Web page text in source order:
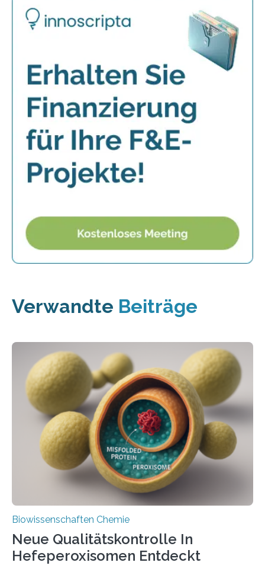
Verwandte Beiträge
Biowissenschaften Chemie
Neue Qualitätskontrolle In
Hefeperoxisomen Entdeckt